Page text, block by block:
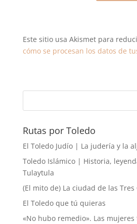
Este sitio usa Akismet para
cómo se procesan los datos de
Rutas por Toledo
El Toledo Judío | La judería y la
Toledo Islámico | Historia,
Tulaytula
(El mito de) La ciudad de las Tres
El Toledo que tú quieras
«No hubo remedio». Las